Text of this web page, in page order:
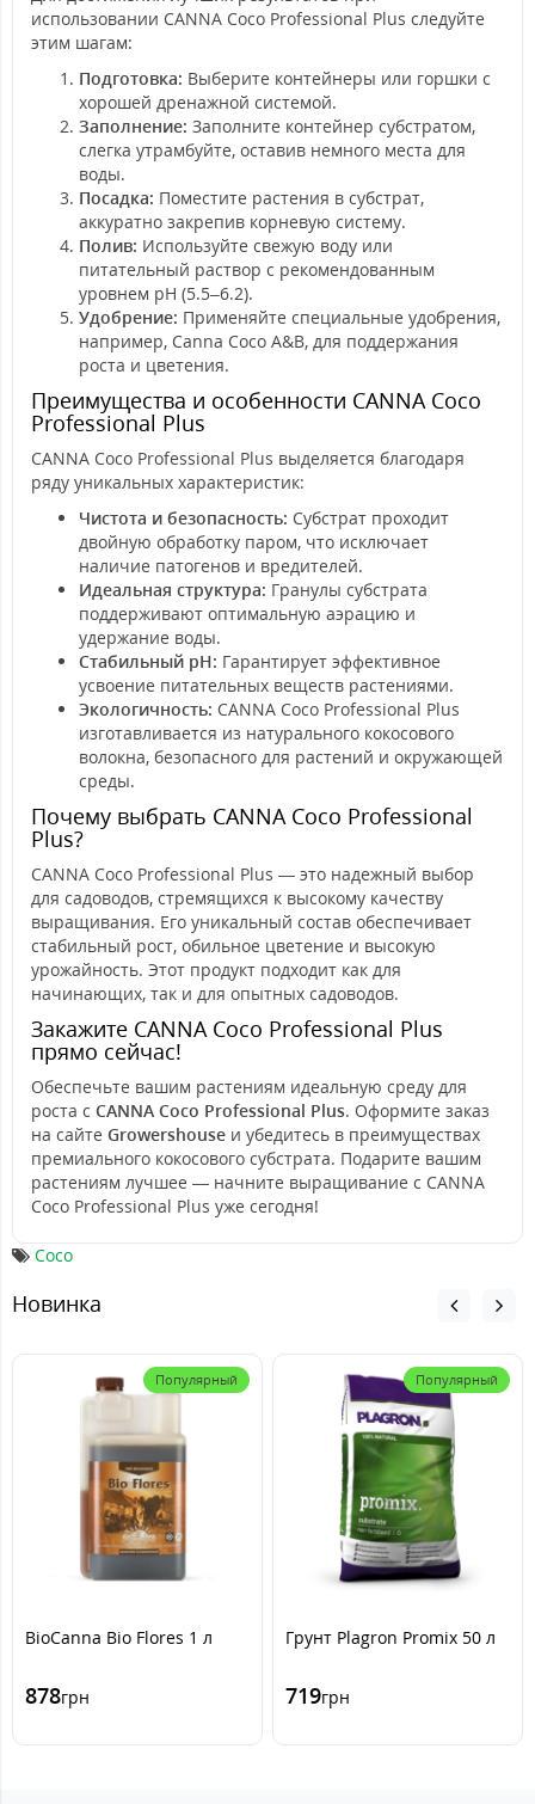
использовании CANNA Coco Professional Plus следуйте
этим шагам:
Подготовка: Выберите контейнеры или горшки с
хорошей дренажной системой.
Заполнение: Заполните контейнер субстратом,
слегка утрамбуйте, оставив немного места для
воды.
Посадка: Поместите растения в субстрат,
аккуратно закрепив корневую систему.
Полив: Используйте свежую воду или
питательный раствор с рекомендованным
уровнем pH (5.5–6.2).
Удобрение: Применяйте специальные удобрения,
например, Canna Coco A&B, для поддержания
роста и цветения.
Преимущества и особенности CANNA Coco
Professional Plus
CANNA Coco Professional Plus выделяется благодаря
ряду уникальных характеристик:
Чистота и безопасность: Субстрат проходит
двойную обработку паром, что исключает
наличие патогенов и вредителей.
Идеальная структура: Гранулы субстрата
поддерживают оптимальную аэрацию и
удержание воды.
Стабильный pH: Гарантирует эффективное
усвоение питательных веществ растениями.
Экологичность: CANNA Coco Professional Plus
изготавливается из натурального кокосового
волокна, безопасного для растений и окружающей
среды.
Почему выбрать CANNA Coco Professional
Plus?
CANNA Coco Professional Plus — это надежный выбор
для садоводов, стремящихся к высокому качеству
выращивания. Его уникальный состав обеспечивает
стабильный рост, обильное цветение и высокую
урожайность. Этот продукт подходит как для
начинающих, так и для опытных садоводов.
Закажите CANNA Coco Professional Plus
прямо сейчас!
Обеспечьте вашим растениям идеальную среду для
роста с CANNA Coco Professional Plus. Оформите заказ
на сайте Growershouse и убедитесь в преимуществах
премиального кокосового субстрата. Подарите вашим
растениям лучшее — начните выращивание с CANNA
Coco Professional Plus уже сегодня!
Coco
Новинка
Популярный
BioCanna Bio Flores 1 л
878грн
Популярный
Грунт Plagron Promix 50 л
719грн